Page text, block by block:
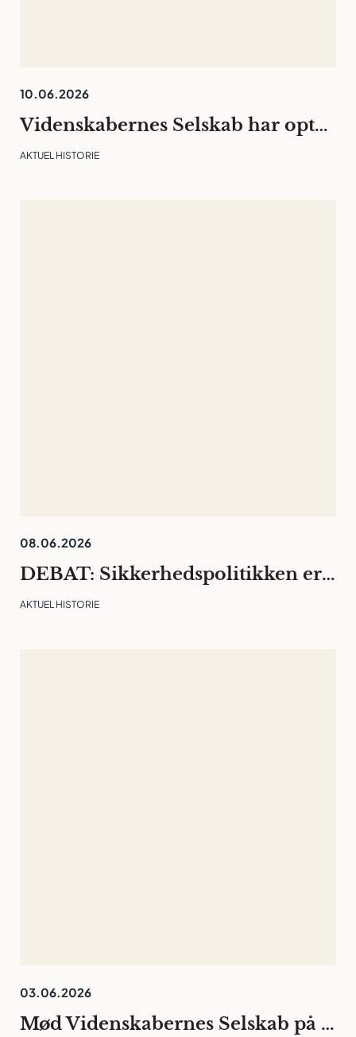
10.06.2026
Videnskabernes Selskab har optaget 30 nye medlemmer
AKTUEL HISTORIE
08.06.2026
DEBAT: Sikkerhedspolitikken er rykket ind på universiteterne. Det må ikke kvæle den fri og langsigtede forskning
AKTUEL HISTORIE
03.06.2026
Mød Videnskabernes Selskab på Folkemødet